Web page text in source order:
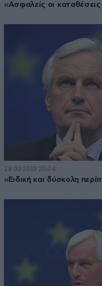
«Ασφαλείς οι
28·03·2013 20:04
«Ειδική και δύσκολη